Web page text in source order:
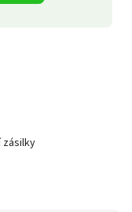
zásilky